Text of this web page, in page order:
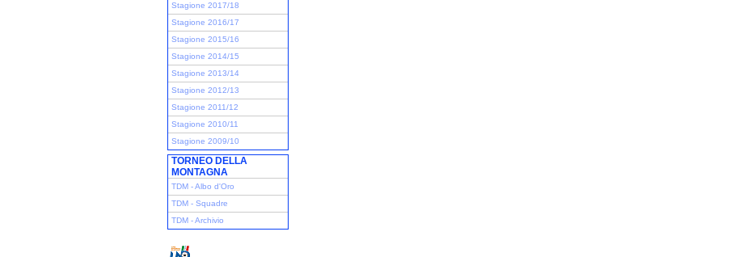
Stagione 2017/18
Stagione 2016/17
Stagione 2015/16
Stagione 2014/15
Stagione 2013/14
Stagione 2012/13
Stagione 2011/12
Stagione 2010/11
Stagione 2009/10
TORNEO DELLA
MONTAGNA
TDM - Albo d'Oro
TDM - Squadre
TDM - Archivio